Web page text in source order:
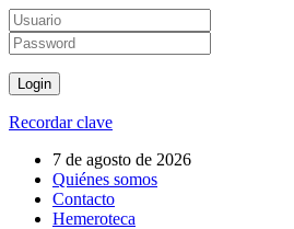
Recordar clave
7 de agosto de 2026
Quiénes somos
Contacto
Hemeroteca